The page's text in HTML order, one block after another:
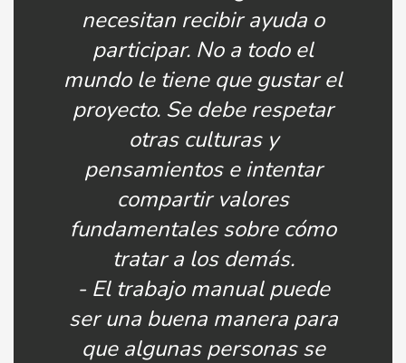
necesitan recibir ayuda o
participar. No a todo el
mundo le tiene que gustar el
proyecto. Se debe respetar
otras culturas y
pensamientos e intentar
compartir valores
fundamentales sobre cómo
tratar a los demás.
- El trabajo manual puede
ser una buena manera para
que algunas personas se